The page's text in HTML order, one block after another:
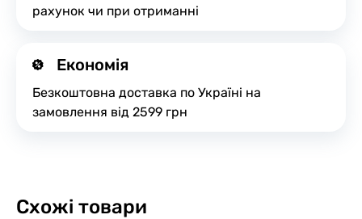
рахунок чи при отриманні
Економія
Безкоштовна доставка по Україні на
замовлення від 2599 грн
Схожі товари